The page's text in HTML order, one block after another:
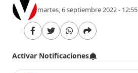
martes, 6 septiembre 2022 - 12:55
Activar Notificaciones